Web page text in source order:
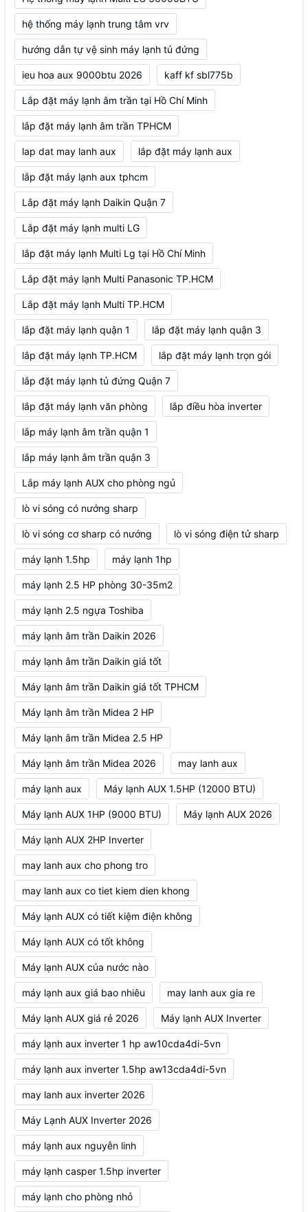
hệ thống máy lạnh trung tâm vrv
hướng dẫn tự vệ sinh máy lạnh tủ đứng
ieu hoa aux 9000btu 2026 kaff kf sbl775b
Lắp đặt máy lạnh âm trần tại Hồ Chí Minh
lắp đặt máy lạnh âm trần TPHCM
lap dat may lanh aux lắp đặt máy lạnh aux
lắp đặt máy lạnh aux tphcm
Lắp đặt máy lạnh Daikin Quận 7
Lắp đặt máy lạnh multi LG
lắp đặt máy lạnh Multi Lg tại Hồ Chí Minh
Lắp đặt máy lạnh Multi Panasonic TP.HCM
Lắp đặt máy lạnh Multi TP.HCM
lắp đặt máy lạnh quận 1 lắp đặt máy lạnh quận 3
lắp đặt máy lạnh TP.HCM lắp đặt máy lạnh trọn gói
lắp đặt máy lạnh tủ đứng Quận 7
lắp đặt máy lạnh văn phòng lắp điều hòa inverter
lắp máy lạnh âm trần quận 1
lắp máy lạnh âm trần quận 3
Lắp máy lạnh AUX cho phòng ngủ
lò vi sóng có nướng sharp
lò vi sóng cơ sharp có nướng lò vi sóng điện tử sharp
máy lạnh 1.5hp máy lạnh 1hp
máy lạnh 2.5 HP phòng 30-35m2
máy lạnh 2.5 ngựa Toshiba
máy lạnh âm trần Daikin 2026
máy lạnh âm trần Daikin giá tốt
Máy lạnh âm trần Daikin giá tốt TPHCM
Máy lạnh âm trần Midea 2 HP
Máy lạnh âm trần Midea 2.5 HP
Máy lạnh âm trần Midea 2026 may lanh aux
máy lạnh aux Máy lạnh AUX 1.5HP (12000 BTU)
Máy lạnh AUX 1HP (9000 BTU) Máy lạnh AUX 2026
Máy lạnh AUX 2HP Inverter
may lanh aux cho phong tro
may lanh aux co tiet kiem dien khong
Máy lạnh AUX có tiết kiệm điện không
Máy lạnh AUX có tốt không
Máy lạnh AUX của nước nào
máy lạnh aux giá bao nhiêu may lanh aux gia re
Máy lạnh AUX giá rẻ 2026 Máy lạnh AUX Inverter
máy lạnh aux inverter 1 hp aw10cda4di-5vn
máy lạnh aux inverter 1.5hp aw13cda4di-5vn
may lanh aux inverter 2026
Máy Lạnh AUX Inverter 2026
máy lạnh aux nguyễn linh
máy lạnh casper 1.5hp inverter
máy lạnh cho phòng nhỏ